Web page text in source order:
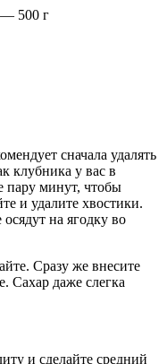
— 500 г
сначала удалять
клубника у вас в
пару минут, чтобы
и удалите хвостики.
на ягодку во
Сразу же внесите
Сахар даже слегка
и сделайте средний